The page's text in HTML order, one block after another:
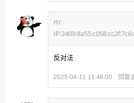
rtr
反对法
2025-04-11 11:46:00 回复